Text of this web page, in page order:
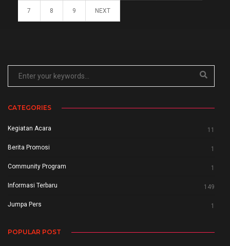
7 8 9 NEXT
CATEGORIES
Kegiatan Acara 11
Berita Promosi 1
Community Program 1
Informasi Terbaru 149
Jumpa Pers 1
POPULAR POST